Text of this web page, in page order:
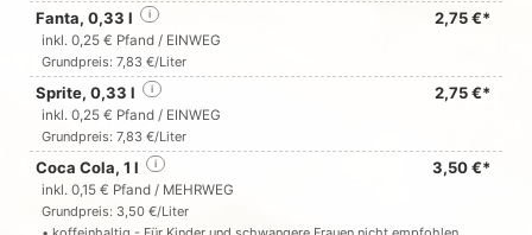
Fanta, 0,33 l 2,75 €*
i
inkl. 0,25 € Pfand / EINWEG
Grundpreis: 7,83 €/Liter
Sprite, 0,33 l 2,75 €*
i
inkl. 0,25 € Pfand / EINWEG
Grundpreis: 7,83 €/Liter
Coca Cola, 1 l 3,50 €*
i
inkl. 0,15 € Pfand / MEHRWEG
Grundpreis: 3,50 €/Liter